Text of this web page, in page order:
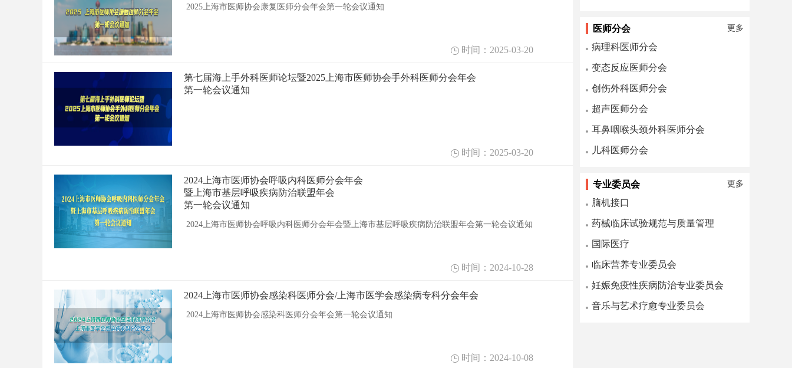
2025上海市医师协会康复医师分会年会第一轮会议通知
时间：2025-03-20
第七届海上手外科医师论坛暨2025上海市医师协会手外科医师分会年会
第一轮会议通知
时间：2025-03-20
2024上海市医师协会呼吸内科医师分会年会
暨上海市基层呼吸疾病防治联盟年会
第一轮会议通知
2024上海市医师协会呼吸内科医师分会年会暨上海市基层呼吸疾病防治联盟年会第一轮会议通知
时间：2024-10-28
2024上海市医师协会感染科医师分会/上海市医学会感染病专科分会年会
2024上海市医师协会感染科医师分会年会第一轮会议通知
时间：2024-10-08
医师分会 更多
病理科医师分会
变态反应医师分会
创伤外科医师分会
超声医师分会
耳鼻咽喉头颈外科医师分会
儿科医师分会
专业委员会 更多
脑机接口
药械临床试验规范与质量管理
国际医疗
临床营养专业委员会
妊娠免疫性疾病防治专业委员会
音乐与艺术疗愈专业委员会